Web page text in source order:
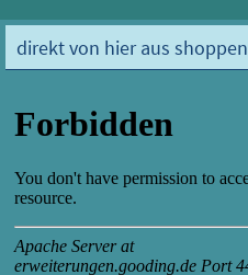
direkt von hier aus shoppen